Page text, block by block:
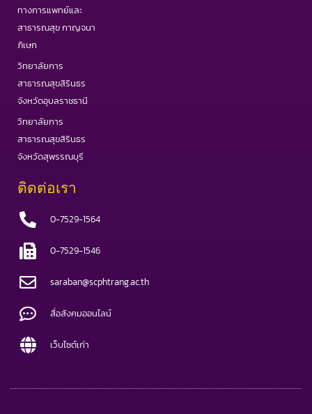
ทางการแพทย์และ
สาธารณสุข กาญจนา
ภิเษก
วิทยาลัยการ
สาธารณสุขสิรินธร
จังหวัดอุบลราชธานี
วิทยาลัยการ
สาธารณสุขสิรินธร
จังหวัดสุพรรณบุรี
ติดต่อเรา
0-7529-1564
0-7529-1546
saraban@scphtrang.ac.th
สื่อสังคมออนไลน์
เว็บไซต์เก่า